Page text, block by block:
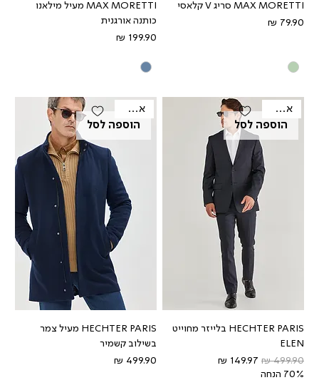
MAX MORETTI סריג V קלאסי
מחיר
MAX MORETTI מעיל מילאנו
כותנה אורגנית
מחיר
הוספה לסל
אאוטלט
HECHTER PARIS בלייזר מחוייט
ELEN
מחיר רגיל
מחיר מבצע
70% הנחה
הוספה לסל
אאוטלט
HECHTER PARIS מעיל צמר
בשילוב קשמיר
מחיר